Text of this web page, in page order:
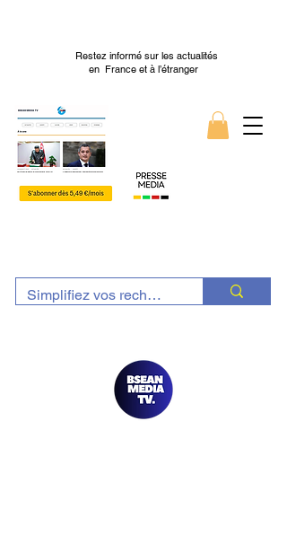
Restez informé sur les actualités
en France et à l’étranger